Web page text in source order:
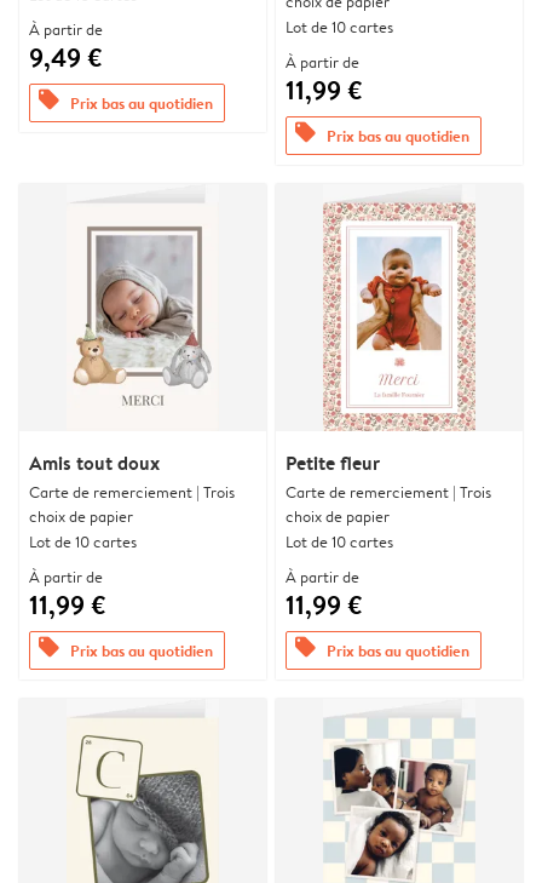
À partir de
9,49 €
offers Prix bas au quotidien
Lot de 10 cartes
À partir de
11,99 €
offers Prix bas au quotidien
Amis tout doux
Carte de remerciement | Trois
choix de papier
Lot de 10 cartes
À partir de
11,99 €
offers Prix bas au quotidien
Petite fleur
Carte de remerciement | Trois
choix de papier
Lot de 10 cartes
À partir de
11,99 €
offers Prix bas au quotidien